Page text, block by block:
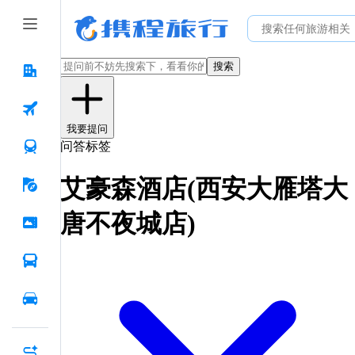
搜索
我要提问
问答标签
艾豪森酒店(西安大雁塔大
唐不夜城店)